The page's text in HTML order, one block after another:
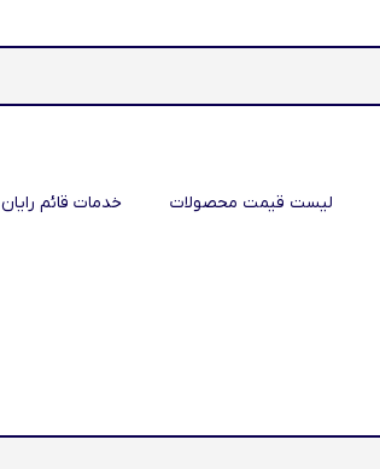
لیست قیمت محصولات خدمات قائم رایان